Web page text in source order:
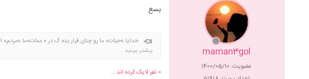
maman3gol
عضویت: 1400/05/10
بسع
خدایا «حیات» ما رو چنان قرار بده ک در «
وهذا یوم فرحت به آل زیاد و آل مروان! من هموطنانی دربیشتر ببینید
0 نفر لایک کرده اند ...